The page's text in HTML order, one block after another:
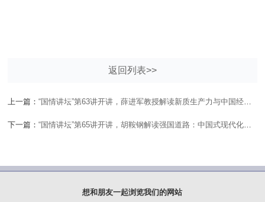
返回列表>>
上一篇：“国情讲坛”第63讲开讲，薛进军教授解读新质生产力与中国经济发展
下一篇：“国情讲坛”第65讲开讲，胡鞍钢解读强国道路：中国式现代化的创新发展
想和朋友一起浏览我们的网站